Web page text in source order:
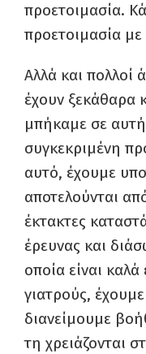
προετοιμασία.
προετοιμασία
Αλλά και πολλοί
έχουν ξεκάθαρα
μπήκαμε σε
συγκεκριμένη
αυτό, έχουμε
αποτελούνται
έκτακτες
έρευνας και
οποία είναι
γιατρούς,
διανείμουμε
τη χρειάζονται